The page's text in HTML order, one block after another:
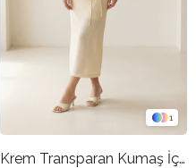
1
Krem Transparan Kumaş İç Etek Görünümlü Tam Kalıp Dokulu Etek